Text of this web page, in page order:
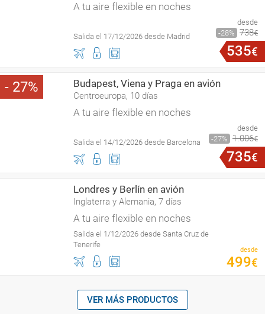
A tu aire flexible en noches
Salida el 17/12/2026 desde Madrid
desde
28
738€
535€
27 Budapest, Viena y Praga en avión
Centroeuropa, 10 días
A tu aire flexible en noches
Salida el 14/12/2026 desde Barcelona
desde
27
1.006€
735€
Londres y Berlín en avión
Inglaterra y Alemania, 7 días
A tu aire flexible en noches
Salida el 1/12/2026 desde Santa Cruz de
Tenerife
desde
499€
VER MÁS PRODUCTOS